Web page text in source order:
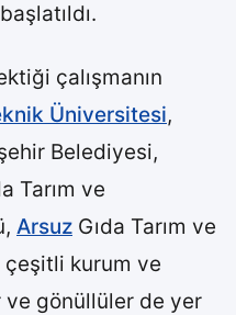
çalışmanın
Üniversitesi,
Belediyesi,
Tarım ve
Arsuz Gıda Tarım ve
çeşitli kurum ve
gönüllüler de yer